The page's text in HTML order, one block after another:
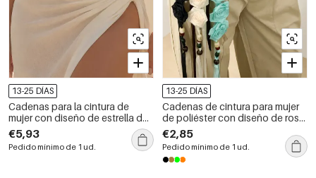
13-25 DÍAS
Cadenas para la cintura de
mujer con diseño de estrella de
mar y conchas marinas, de
acero inoxidable color dorado.
€5,93
Pedido mínimo de 1 ud.
13-25 DÍAS
Cadenas de cintura para mujer
de poliéster con diseño de rosa
dulce, de la serie romántica.
€2,85
Pedido mínimo de 1 ud.